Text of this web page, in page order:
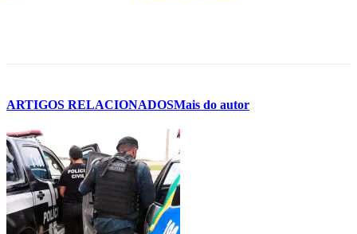
ARTIGOS RELACIONADOSMais do autor